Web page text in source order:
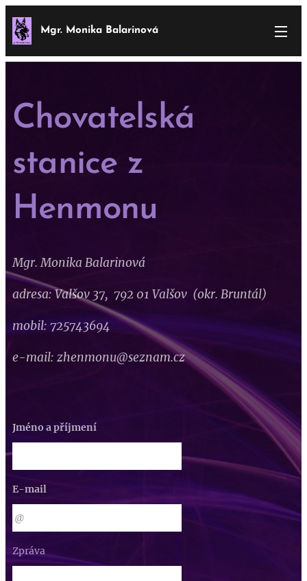
Mgr. Monika Balarinová
Chovatelská
stanice z
Henmonu
Mgr. Monika Balarinová
adresa: Valšov 37, 792 01 Valšov (okr. Bruntál)
mobil: 725743694
e-mail: zhenmonu@seznam.cz
Jméno a příjmení
E-mail
Zpráva